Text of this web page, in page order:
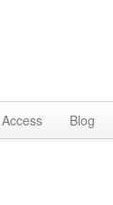
Access Blog